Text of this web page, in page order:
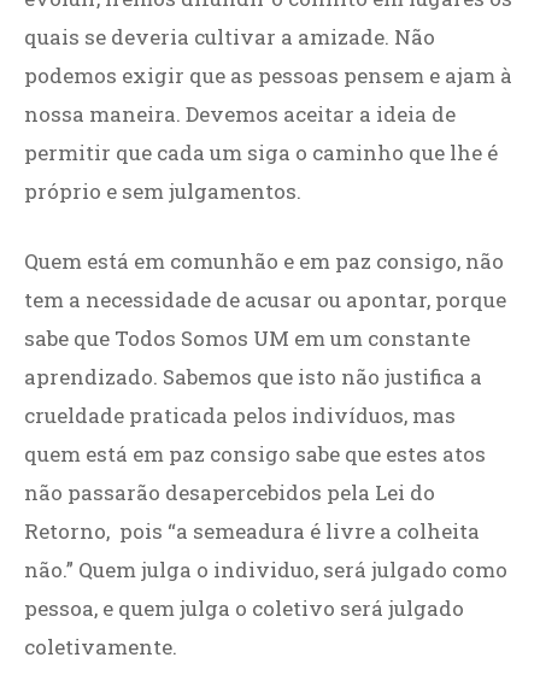
quais se deveria cultivar a amizade. Não
podemos exigir que as pessoas pensem e ajam à
nossa maneira. Devemos aceitar a ideia de
permitir que cada um siga o caminho que lhe é
próprio e sem julgamentos.
Quem está em comunhão e em paz consigo, não
tem a necessidade de acusar ou apontar, porque
sabe que Todos Somos UM em um constante
aprendizado. Sabemos que isto não justifica a
crueldade praticada pelos indivíduos, mas
quem está em paz consigo sabe que estes atos
não passarão desapercebidos pela Lei do
Retorno, pois “a semeadura é livre a colheita
não.” Quem julga o individuo, será julgado como
pessoa, e quem julga o coletivo será julgado
coletivamente.